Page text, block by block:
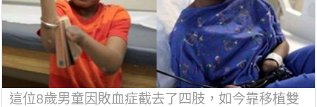
這位8歲男童因敗血症截去了四肢，如今靠移植雙